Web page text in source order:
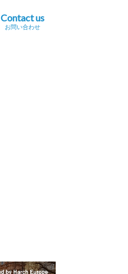
Contact us
お問い合わせ